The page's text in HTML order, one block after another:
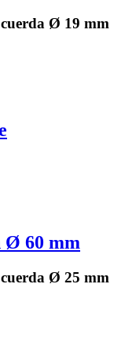
Ø 19 mm
Ø 60 mm
Ø 25 mm